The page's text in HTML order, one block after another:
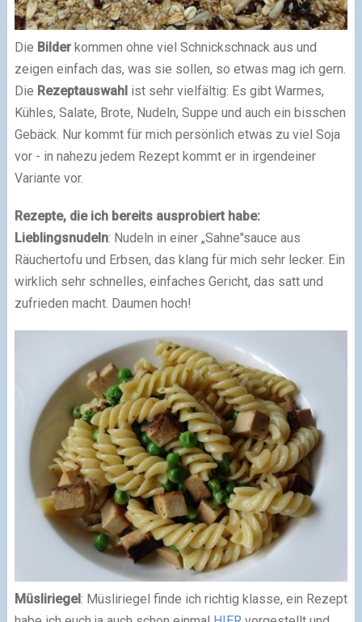
Die Bilderkommen ohne viel Schnickschnack aus und
zeigen einfach das, was sie sollen, so etwas mag ich gern.
Die Rezeptauswahl ist sehr vielfältig: Es gibt Warmes,
Kühles, Salate, Brote, Nudeln, Suppe und auch ein bisschen
Gebäck. Nur kommt für mich persönlich etwas zu viel Soja
vor - in nahezu jedem Rezept kommt er in irgendeiner
Variante vor.
Rezepte, die ich bereits ausprobiert habe:
Lieblingsnudeln: Nudeln in einer „Sahne"sauce aus
Räuchertofu und Erbsen, das klang für mich sehr lecker. Ein
wirklich sehr schnelles, einfaches Gericht, das satt und
zufrieden macht. Daumen hoch!
Müsliriegel: Müsliriegel finde ich richtig klasse, ein Rezept